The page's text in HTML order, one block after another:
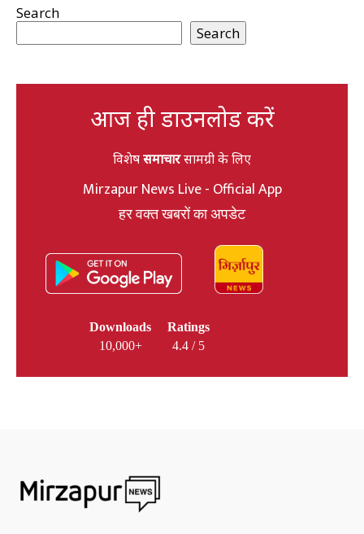
Search
Search
आज ही डाउनलोड करें
विशेषसमाचारसामग्री के लिए
Mirzapur News Live - Official App
हर वक्त खबरों का अपडेट
Downloads
10,000+
Ratings
4.4 / 5